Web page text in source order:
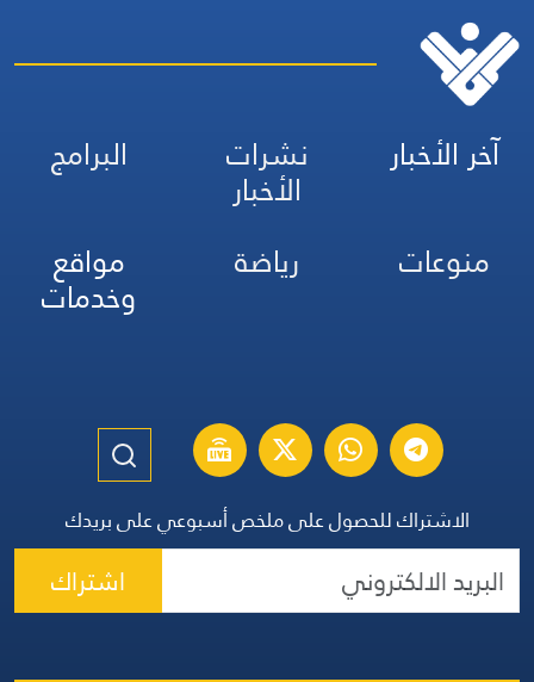
آخر الأخبار نشرات
الأخبار
البرامج
منوعات
رياضة مواقع
وخدمات
الاشتراك للحصول على ملخص أسبوعي على بريدك
اشتراك